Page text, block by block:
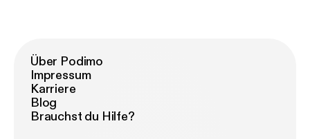
Über Podimo
Impressum
Karriere
Blog
Brauchst du Hilfe?